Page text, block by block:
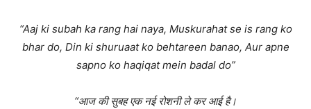
“Aaj ki subah ka rang hai naya, Muskurahat se is rang ko
bhar do, Din ki shuruaat ko behtareen banao, Aur apne
sapno ko haqiqat mein badal do”
“आज की सुबह एक नई रोशनी ले कर आई है।